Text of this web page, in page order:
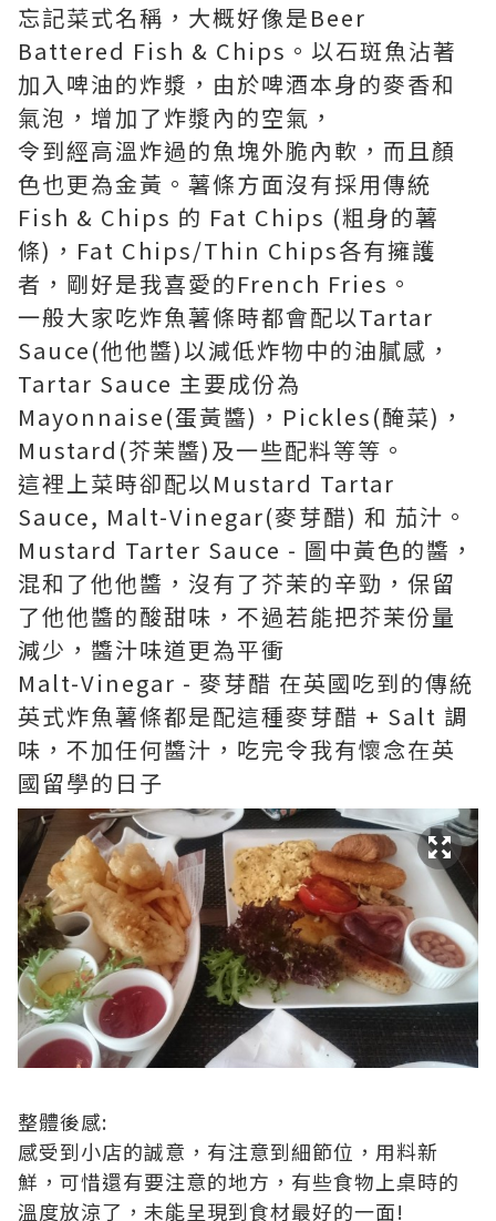
忘記菜式名稱，大概好像是Beer
Battered Fish & Chips。以石斑魚沾著
加入啤油的炸漿，由於啤酒本身的麥香和
氣泡，增加了炸漿內的空氣，
令到經高溫炸過的魚塊外脆內軟，而且顏
色也更為金黃。薯條方面沒有採用傳統
Fish & Chips 的 Fat Chips (粗身的薯
條)，Fat Chips/Thin Chips各有擁護
者，剛好是我喜愛的French Fries。
一般大家吃炸魚薯條時都會配以Tartar
Sauce(他他醬)以減低炸物中的油膩感，
Tartar Sauce 主要成份為
Mayonnaise(蛋黃醬)，Pickles(醃菜)，
Mustard(芥茉醬)及一些配料等等。
這裡上菜時卻配以Mustard Tartar
Sauce, Malt-Vinegar(麥芽醋) 和 茄汁。
Mustard Tarter Sauce - 圖中黃色的醬，
混和了他他醬，沒有了芥茉的辛勁，保留
了他他醬的酸甜味，不過若能把芥茉份量
減少，醬汁味道更為平衝
Malt-Vinegar - 麥芽醋 在英國吃到的傳統
英式炸魚薯條都是配這種麥芽醋 + Salt 調
味，不加任何醬汁，吃完令我有懷念在英
國留學的日子
整體後感:
感受到小店的誠意，有注意到細節位，用料新
鮮，可惜還有要注意的地方，有些食物上桌時的
溫度放涼了，未能呈現到食材最好的一面!